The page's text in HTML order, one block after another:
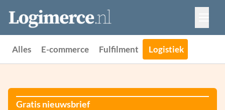
Vacatures
Events
Alles E-commerce Fulfilment Logistiek
Gratis nieuwsbrief